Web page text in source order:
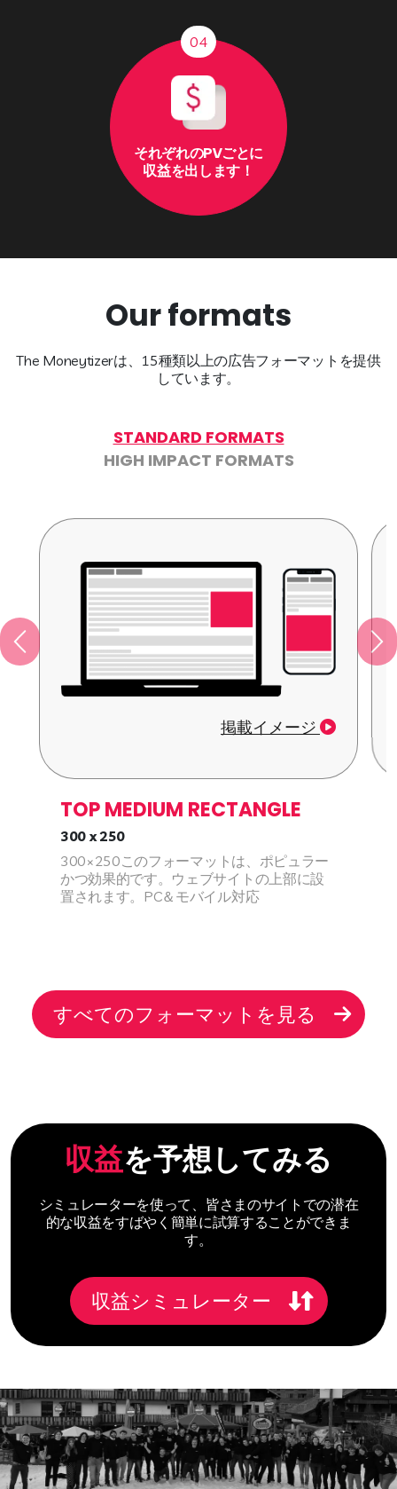
04
それぞれのPVごとに
収益を出します！
Our formats
The Moneytizerは、15種類以上の広告フォーマットを提供
しています。
STANDARD FORMATS
HIGH IMPACT FORMATS
掲載イメージ
HALF PAGE
300 x 600
IABセレクションの主役の一つであるこの
300x600のフォーマットは、そのインパク
トある一律のサイズにより、プレミアム広
すべてのフォーマットを見る
収益を予想してみる
シミュレーターを使って、皆さまのサイトでの潜在
的な収益をすばやく簡単に試算することができま
す。
収益シミュレーター